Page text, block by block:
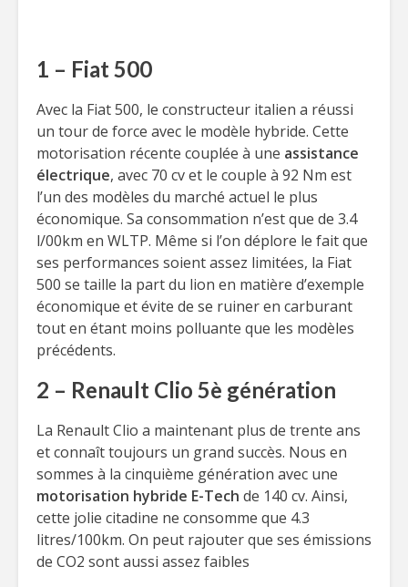
1 – Fiat 500
Avec la Fiat 500, le constructeur italien a réussi
un tour de force avec le modèle hybride. Cette
motorisation récente couplée à une assistance
électrique, avec 70 cv et le couple à 92 Nm est
l’un des modèles du marché actuel le plus
économique. Sa consommation n’est que de 3.4
l/00km en WLTP. Même si l’on déplore le fait que
ses performances soient assez limitées, la Fiat
500 se taille la part du lion en matière d’exemple
économique et évite de se ruiner en carburant
tout en étant moins polluante que les modèles
précédents.
2 – Renault Clio 5è génération
La Renault Clio a maintenant plus de trente ans
et connaît toujours un grand succès. Nous en
sommes à la cinquième génération avec une
motorisation hybride E-Tech de 140 cv. Ainsi,
cette jolie citadine ne consomme que 4.3
litres/100km. On peut rajouter que ses émissions
de CO2 sont aussi assez faibles